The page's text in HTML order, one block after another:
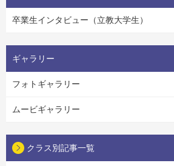
卒業生インタビュー（立教大学生）
ギャラリー
フォトギャラリー
ムービギャラリー
クラス別記事一覧